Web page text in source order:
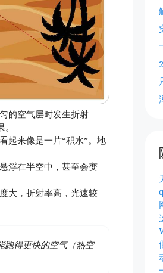
的空气层时发生折射
起来像是一片“积水”。地
浮在半空中，甚至会变
大，折射率高，光速较
跑得更快的空气（热空